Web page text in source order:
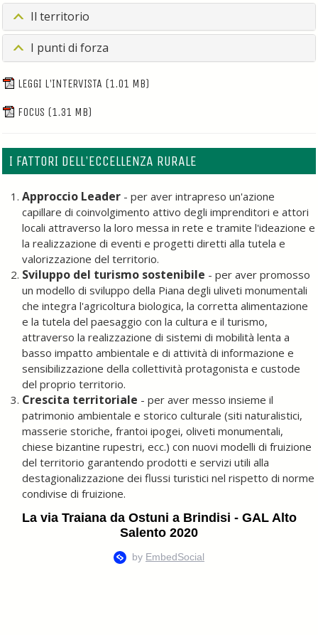
Il territorio
I punti di forza
LEGGI L'INTERVISTA (1.01 MB)
FOCUS (1.31 MB)
I FATTORI DELL'ECCELLENZA RURALE
Approccio Leader - per aver intrapreso un'azione
capillare di coinvolgimento attivo degli imprenditori e attori
locali attraverso la loro messa in rete e tramite l'ideazione e
la realizzazione di eventi e progetti diretti alla tutela e
valorizzazione del territorio.
Sviluppo del turismo sostenibile - per aver promosso
un modello di sviluppo della Piana degli uliveti monumentali
che integra l'agricoltura biologica, la corretta alimentazione
e la tutela del paesaggio con la cultura e il turismo,
attraverso la realizzazione di sistemi di mobilità lenta a
basso impatto ambientale e di attività di informazione e
sensibilizzazione della collettività protagonista e custode
del proprio territorio.
Crescita territoriale - per aver messo insieme il
patrimonio ambientale e storico culturale (siti naturalistici,
masserie storiche, frantoi ipogei, oliveti monumentali,
chiese bizantine rupestri, ecc.) con nuovi modelli di fruizione
del territorio garantendo prodotti e servizi utili alla
destagionalizzazione dei flussi turistici nel rispetto di norme
condivise di fruizione.